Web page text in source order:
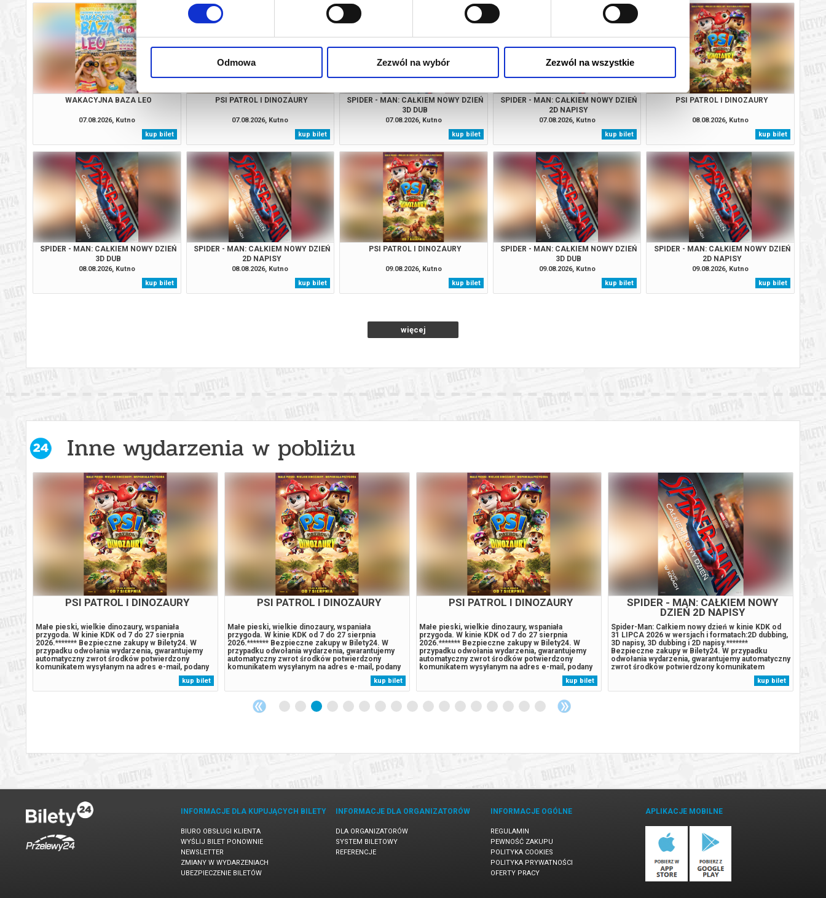
Odmowa Zezwól na wybór Zezwól na wszystkie
WAKACYJNA BAZA LEO
07.08.2026, Kutno
kup bilet
PSI PATROL I DINOZAURY
07.08.2026, Kutno
kup bilet
SPIDER - MAN: CAŁKIEM NOWY DZIEŃ
3D DUB
07.08.2026, Kutno
kup bilet
SPIDER - MAN: CAŁKIEM NOWY DZIEŃ
2D NAPISY
07.08.2026, Kutno
kup bilet
PSI PATROL I DINOZAURY
08.08.2026, Kutno
kup bilet
SPIDER - MAN: CAŁKIEM NOWY DZIEŃ
3D DUB
08.08.2026, Kutno
kup bilet
SPIDER - MAN: CAŁKIEM NOWY DZIEŃ
2D NAPISY
08.08.2026, Kutno
kup bilet
PSI PATROL I DINOZAURY
09.08.2026, Kutno
kup bilet
SPIDER - MAN: CAŁKIEM NOWY DZIEŃ
3D DUB
09.08.2026, Kutno
kup bilet
SPIDER - MAN: CAŁKIEM NOWY DZIEŃ
2D NAPISY
09.08.2026, Kutno
kup bilet
więcej
Inne wydarzenia w pobliżu
się
bieg
PSI PATROL I DINOZAURY
Małe pieski, wielkie dinozaury, wspaniała
przygoda. W kinie KDK od 7 do 27 sierpnia
2026.******* Bezpieczne zakupy w Bilety24. W
przypadku odwołania wydarzenia, gwarantujemy
automatyczny zwrot środków potwierdzony
komunikatem wysyłanym na adres e-mail, podany
kup bilet
PSI PATROL I DINOZAURY
Małe pieski, wielkie dinozaury, wspaniała
przygoda. W kinie KDK od 7 do 27 sierpnia
2026.******* Bezpieczne zakupy w Bilety24. W
przypadku odwołania wydarzenia, gwarantujemy
automatyczny zwrot środków potwierdzony
komunikatem wysyłanym na adres e-mail, podany
kup bilet
PSI PATROL I DINOZAURY
Małe pieski, wielkie dinozaury, wspaniała
przygoda. W kinie KDK od 7 do 27 sierpnia
2026.******* Bezpieczne zakupy w Bilety24. W
przypadku odwołania wydarzenia, gwarantujemy
automatyczny zwrot środków potwierdzony
komunikatem wysyłanym na adres e-mail, podany
kup bilet
SPIDER - MAN: CAŁKIEM NOWY
DZIEŃ 2D NAPISY
Spider-Man: Całkiem nowy dzień w kinie KDK od
31 LIPCA 2026 w wersjach i formatach:2D dubbing,
3D napisy, 3D dubbing i 2D napisy.*******
Bezpieczne zakupy w Bilety24. W przypadku
odwołania wydarzenia, gwarantujemy automatyczny
zwrot środków potwierdzony komunikatem
wysyłanym na adres e-mail, podany podczas
kup bilet
INFORMACJE DLA KUPUJĄCYCH BILETY
BIURO OBSŁUGI KLIENTA
WYŚLIJ BILET PONOWNIE
NEWSLETTER
ZMIANY W WYDARZENIACH
UBEZPIECZENIE BILETÓW
INFORMACJE DLA ORGANIZATORÓW
DLA ORGANIZATORÓW
SYSTEM BILETOWY
REFERENCJE
INFORMACJE OGÓLNE
REGULAMIN
PEWNOŚĆ ZAKUPU
POLITYKA COOKIES
POLITYKA PRYWATNOŚCI
OFERTY PRACY
APLIKACJE MOBILNE